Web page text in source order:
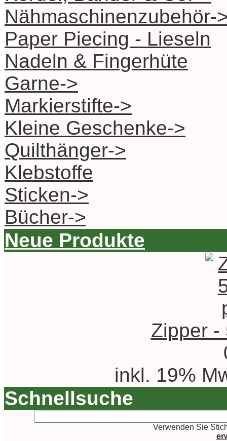
Nähmaschinenzubehör-
Paper Piecing - Lieseln
Nadeln & Fingerhüte
Garne->
Markierstifte->
Kleine Geschenke->
Quilthänger->
Klebstoffe
Sticken->
Bücher->
Neue Produkte
Zipper -
inkl. 19%
Schnellsuche
Verwenden Sie